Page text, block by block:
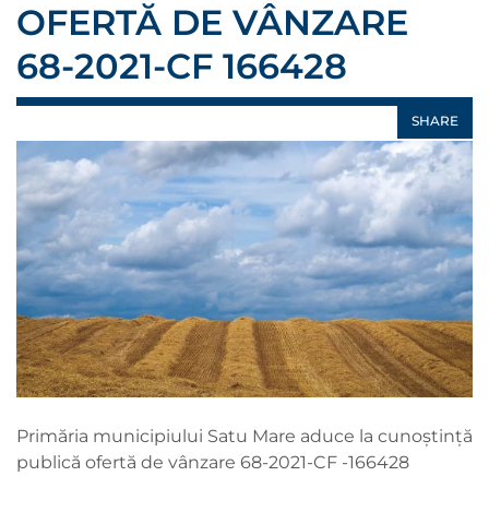
OFERTĂ DE VÂNZARE
68-2021-CF 166428
SHARE
Primăria municipiului Satu Mare aduce la cunoștință
publică ofertă de vânzare 68-2021-CF -166428